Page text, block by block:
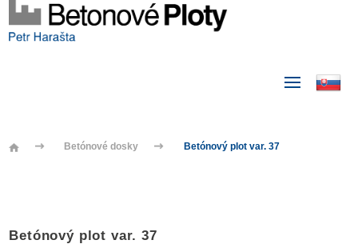
Betónové dosky Betónový plot var. 37
Betónový plot var. 37